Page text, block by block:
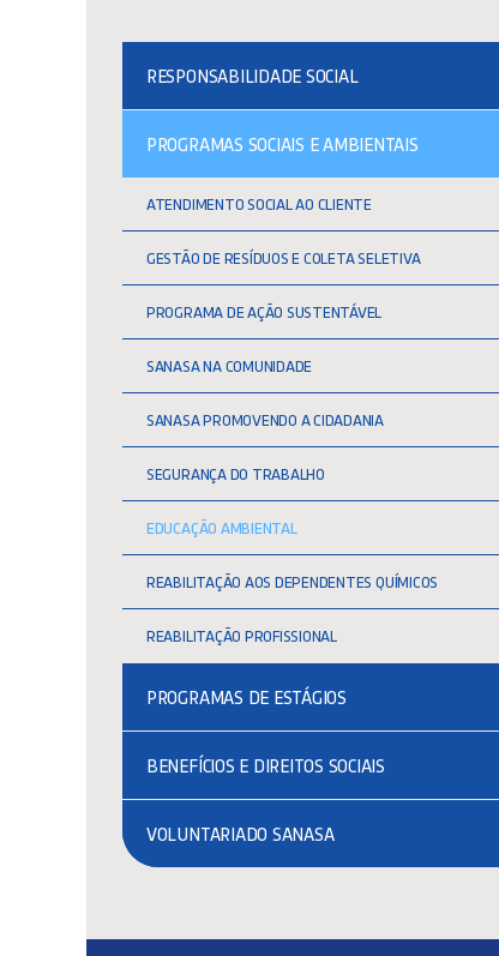
RESPONSABILIDADE SOCIAL
PROGRAMAS SOCIAIS E AMBIENTAIS
ATENDIMENTO SOCIAL AO CLIENTE
GESTÃO DE RESÍDUOS E COLETA SELETIVA
PROGRAMA DE AÇÃO SUSTENTÁVEL
SANASA NA COMUNIDADE
SANASA PROMOVENDO A CIDADANIA
SEGURANÇA DO TRABALHO
EDUCAÇÃO AMBIENTAL
REABILITAÇÃO AOS DEPENDENTES QUÍMICOS
REABILITAÇÃO PROFISSIONAL
PROGRAMAS DE ESTÁGIOS
BENEFÍCIOS E DIREITOS SOCIAIS
VOLUNTARIADO SANASA